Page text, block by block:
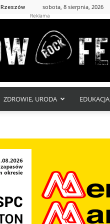
Rzeszów sobota, 8 sierpnia, 2026
Reklama
ZDROWIE, URODA EDUKACJA